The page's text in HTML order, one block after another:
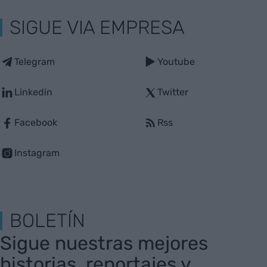
SIGUE VIA EMPRESA
Telegram
Linkedin
Facebook
Instagram
Youtube
Twitter
Rss
BOLETÍN
Sigue nuestras mejores